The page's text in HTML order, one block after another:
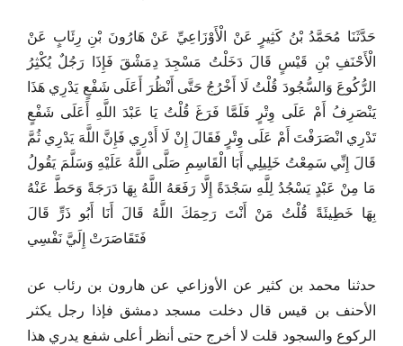
حَدَّثَنَا مُحَمَّدُ بْنُ كَثِيرٍ عَنْ الْأَوْزَاعِيِّ عَنْ هَارُونَ بْنِ رِئَابٍ عَنْ
الْأَحْنَفِ بْنِ قَيْسٍ قَالَ دَخَلْتُ مَسْجِدَ دِمَشْقَ فَإِذَا رَجُلٌ يُكْثِرُ
الرُّكُوعَ وَالسُّجُودَ قُلْتُ لَا أَخْرُجُ حَتَّى أَنْظُرَ أَعَلَى شَفْعٍ يَدْرِي هَذَا
يَنْصَرِفُ أَمْ عَلَى وِتْرٍ فَلَمَّا فَرَغَ قُلْتُ يَا عَبْدَ اللَّهِ أَعَلَى شَفْعٍ
تَدْرِي انْصَرَفْتَ أَمْ عَلَى وِتْرٍ فَقَالَ إِنْ لَا أَدْرِي فَإِنَّ اللَّهَ يَدْرِي ثُمَّ
قَالَ إِنِّي سَمِعْتُ خَلِيلِي أَبَا الْقَاسِمِ صَلَّى اللَّهُ عَلَيْهِ وَسَلَّمَ يَقُولُ
مَا مِنْ عَبْدٍ يَسْجُدُ لِلَّهِ سَجْدَةً إِلَّا رَفَعَهُ اللَّهُ بِهَا دَرَجَةً وَحَطَّ عَنْهُ
بِهَا خَطِيئَةً قُلْتُ مَنْ أَنْتَ رَحِمَكَ اللَّهُ قَالَ أَنَا أَبُو ذَرٍّ قَالَ
فَتَقَاصَرَتْ إِلَيَّ نَفْسِي
حدثنا محمد بن كثير عن الأوزاعي عن هارون بن رئاب عن
الأحنف بن قيس قال دخلت مسجد دمشق فإذا رجل يكثر
الركوع والسجود قلت لا أخرج حتى أنظر أعلى شفع يدري هذا